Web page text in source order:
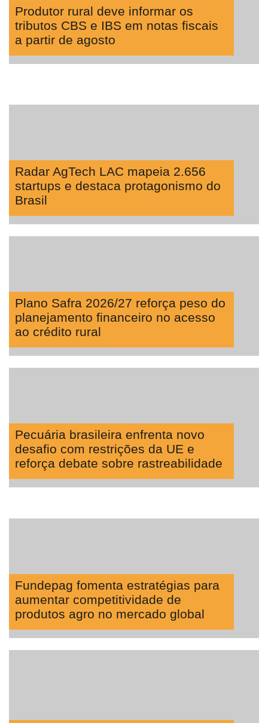
Produtor rural deve informar os
tributos CBS e IBS em notas fiscais
a partir de agosto
Radar AgTech LAC mapeia 2.656
startups e destaca protagonismo do
Brasil
Plano Safra 2026/27 reforça peso do
planejamento financeiro no acesso
ao crédito rural
Pecuária brasileira enfrenta novo
desafio com restrições da UE e
reforça debate sobre rastreabilidade
Fundepag fomenta estratégias para
aumentar competitividade de
produtos agro no mercado global